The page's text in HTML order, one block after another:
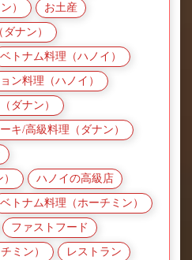
） お土産
ナン）
ベトナム料理（ハノイ）
ン料理（ハノイ）
ダナン）
キ/高級料理（ダナン）
ハノイの高級店
ベトナム料理（ホーチミン）
ファストフード
ミン） レストラン